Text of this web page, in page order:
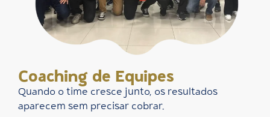
Coaching de Equipes
Quando o time cresce junto, os resultados
aparecem sem precisar cobrar.